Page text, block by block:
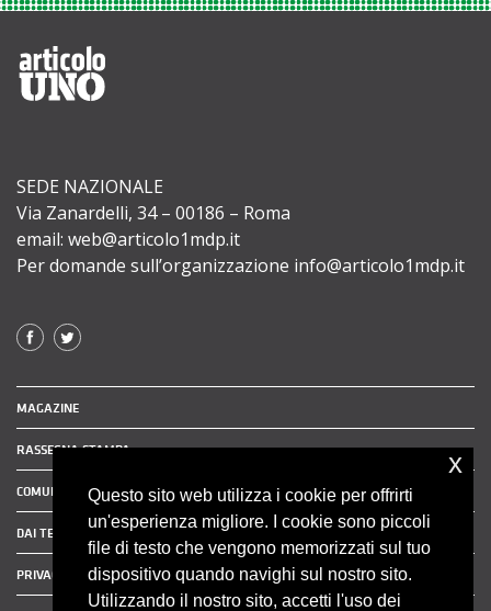
SEDE NAZIONALE
Via Zanardelli, 34 – 00186 – Roma
email: web@articolo1mdp.it
Per domande sull’organizzazione info@articolo1mdp.it
MAGAZINE
RASSEGNA STAMPA
COMUNICATI STAMPA
DAI TERRITORI
PRIVACY POLICY
Questo sito web utilizza i cookie per offrirti
un'esperienza migliore. I cookie sono piccoli
file di testo che vengono memorizzati sul tuo
dispositivo quando navighi sul nostro sito.
Utilizzando il nostro sito, accetti l'uso dei
x